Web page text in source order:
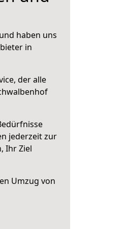
und haben uns
in
der alle
jederzeit zur
Ihr Ziel
Umzug von